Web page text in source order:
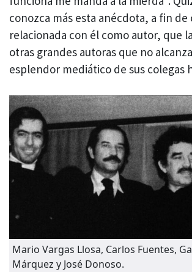
conozca más esta anécdota, a fin de
relacionada con él como autor, que
otras grandes autoras que no
esplendor mediático de sus colegas
Mario Vargas Llosa, Carlos Fuentes,
Márquez y José Donoso.